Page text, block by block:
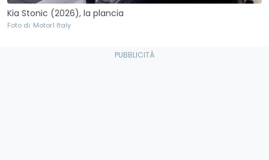
Kia Stonic (2026), la plancia
Foto di: Motor1 Italy